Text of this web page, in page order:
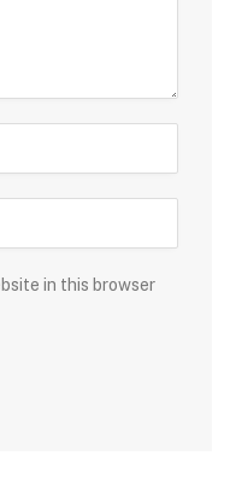
in this browser